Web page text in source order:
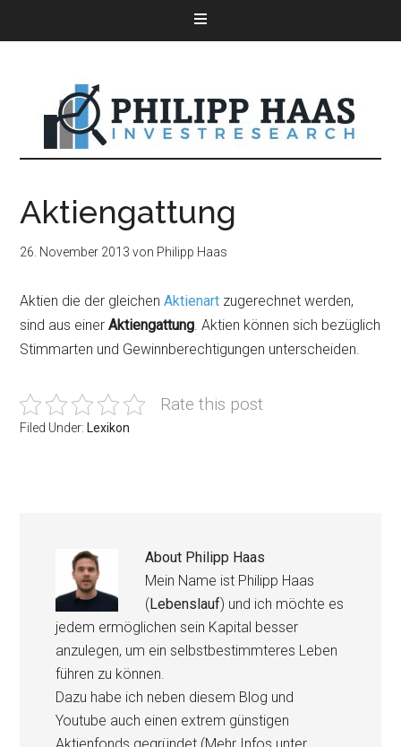
Aktiengattung
26. November 2013 von Philipp Haas
Aktien die der gleichenAktienart zugerechnet werden,
sind aus einer Aktiengattung. Aktien können sich bezüglich
Stimmarten und Gewinnberechtigungen unterscheiden.
Rate this post
Filed Under: Lexikon
About Philipp Haas
Mein Name ist Philipp Haas
(Lebenslauf) und ich möchte es
jedem ermöglichen sein Kapital besser
anzulegen, um ein selbstbestimmteres Leben
führen zu können.
Dazu habe ich neben diesem Blog und
Youtube auch einen extrem günstigen